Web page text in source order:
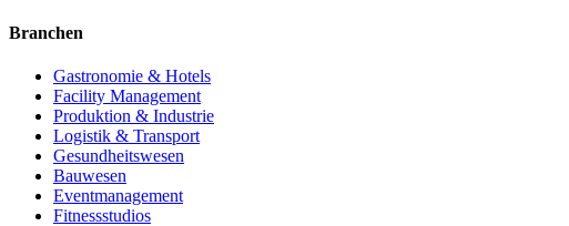
Branchen
Gastronomie & Hotels
Facility Management
Produktion & Industrie
Logistik & Transport
Gesundheitswesen
Bauwesen
Eventmanagement
Fitnessstudios